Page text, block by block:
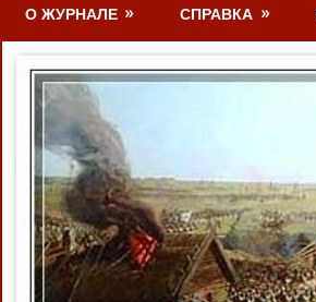
О ЖУРНАЛЕ СПРАВКА